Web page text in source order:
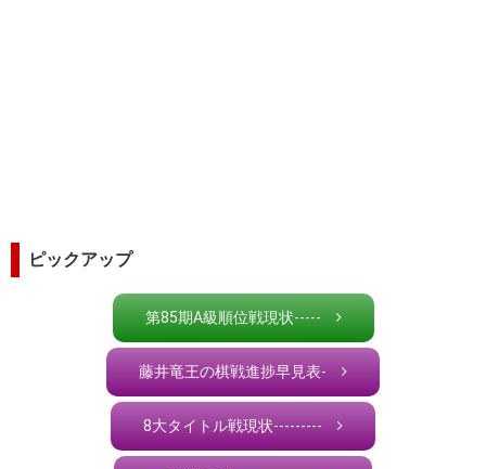
ピックアップ
第85期A級順位戦現状-----
藤井竜王の棋戦進捗早見表-
8大タイトル戦現状---------